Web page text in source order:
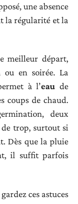
une absence
la régularité et la
meilleur départ,
ou en soirée. La
à l’eau de
coups de chaud.
deux
trop, surtout si
Dès que la pluie
il suffit parfois
ces astuces